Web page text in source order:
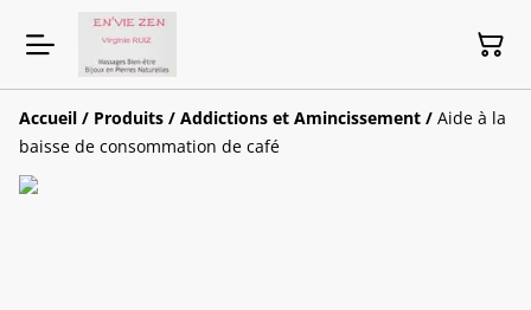
Accueil / Produits / Addictions et Amincissement / Aide à la
baisse de consommation de café